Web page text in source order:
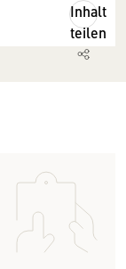
Inhalt
teilen